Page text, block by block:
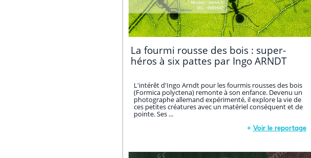
La fourmi rousse des bois : super-
héros à six pattes par Ingo ARNDT
L'intérêt d'Ingo Arndt pour les fourmis rousses des bois
(Formica polyctena) remonte à son enfance. Devenu un
photographe allemand expérimenté, il explore la vie de
ces petites créatures avec un matériel conséquent et de
pointe. Ses ...
+ Voir le reportage